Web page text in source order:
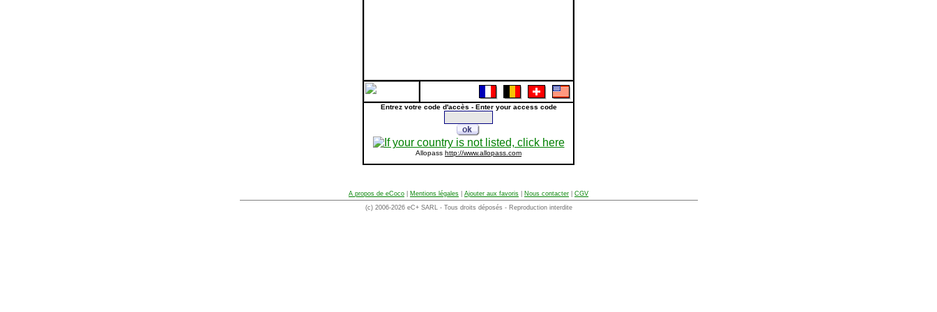
Entrez votre code d'accès - Enter your access code
Allopass http://www.allopass.com
A propos de eCoco Mentions légales Ajouter aux favoris Nous contacter
CGV
(c) 2006-2026 eC+ SARL - Tous droits déposés - Reproduction interdite